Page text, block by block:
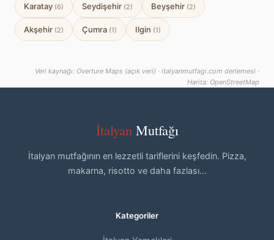
Karatay (6) Seydişehir (2) Beyşehir (2)
Akşehir (2) Çumra (1) Ilgin (1)
Veri kaynağı: Overture Maps (açık veri) · italyanmutfagi.com derlemesi ·
Harita: OpenStreetMap
İtalyan Mutfağı
İtalyan mutfağının en lezzetli tariflerini keşfedin. Pizza,
makarna, risotto ve daha fazlası...
Kategoriler